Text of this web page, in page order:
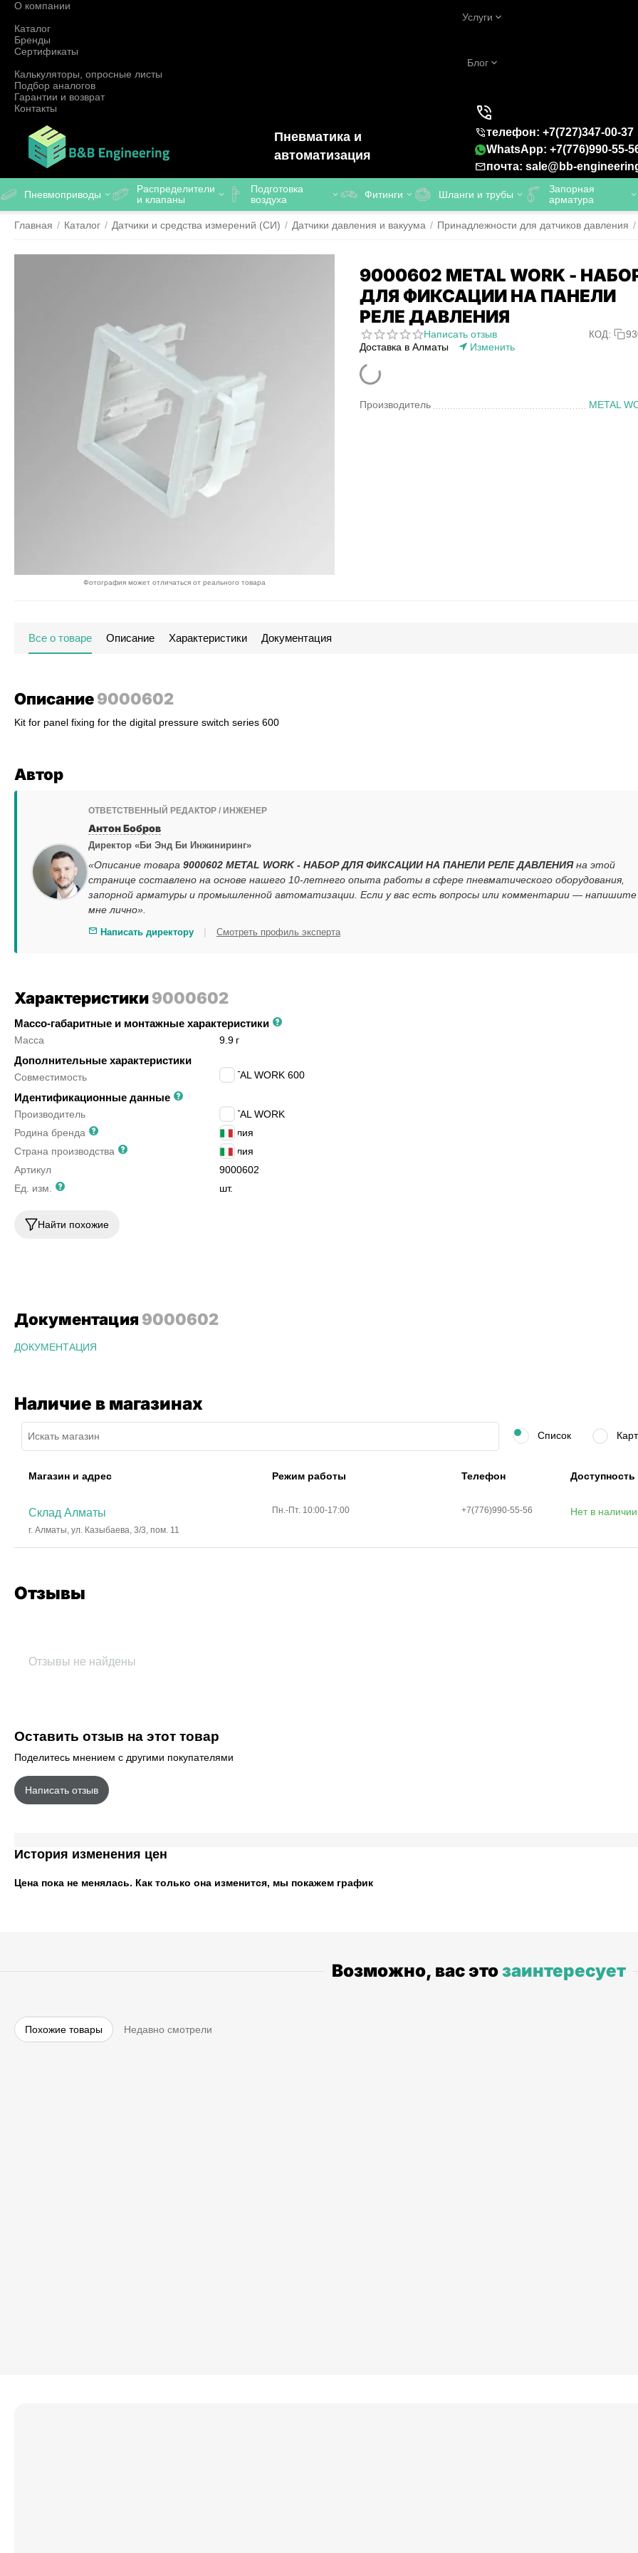
О компании
Услуги
Каталог
Бренды
Сертификаты
Блог
Калькуляторы, опросные листы
Подбор аналогов
Гарантии и возврат
Контакты
Пневматика и
автоматизация
телефон: +7(727)347-00-37
WhatsApp: +7(776)990-55-
почта: sale@bb-
Пневмоприводы
Распределители
и клапаны
Подготовка
воздуха
Фитинги Шланги и трубы
Запорная
арматура
Главная / Каталог / Датчики и средства измерений (СИ) / Датчики давления и вакуума / Принадлежности для датчиков давления /
Фотография может отличаться от реального товара
9000602 METAL WORK -
ДЛЯ ФИКСАЦИИ НА ПАНЕЛИ
РЕЛЕ ДАВЛЕНИЯ
Написать отзыв КОД:
Доставка в Алматы
Изменить
Производитель METAL
Все о товаре Описание Характеристики Документация
Описание9000602
Kit for panel fixing for the digital pressure switch series 600
Автор
ОТВЕТСТВЕННЫЙ РЕДАКТОР / ИНЖЕНЕР
Антон Бобров
Директор «Би Энд Би Инжиниринг»
«Описание товара 9000602 METAL WORK - НАБОР ДЛЯ ФИКСАЦИИ НА ПАНЕЛИ РЕЛЕ ДАВЛЕНИЯна этой
странице составлено на основе нашего 10-летнего опыта работы в сфере пневматического оборудования,
запорной арматуры и промышленной автоматизации. Если у вас есть вопросы или комментарии — напишите
мне лично».
Написать директору | Смотреть профиль эксперта
Характеристики9000602
Массо-габаритные и монтажные характеристики
Масса 9.9 г
Дополнительные характеристики
Совместимость METAL WORK 600
Идентификационные данные
Производитель
METAL WORK
Родина бренда
Италия
Страна производства
Италия
Артикул
9000602
Ед. изм.
шт.
Найти похожие
Документация 9000602
ДОКУМЕНТАЦИЯ
Наличие в магазинах
Список
Магазин и адрес Режим работы Телефон Доступность
Склад Алматы
г. Алматы, ул. Казыбаева, 3/3, пом. 11
Пн.-Пт. 10:00-17:00 +7(776)990-55-56 Нет в наличии
Отзывы
Отзывы не найдены
Оставить отзыв на этот товар
Поделитесь мнением с другими покупателями
Написать отзыв
История изменения цен
Цена пока не менялась. Как только она изменится, мы покажем график
Возможно, вас этозаинтересует
Похожие товары Недавно смотрели